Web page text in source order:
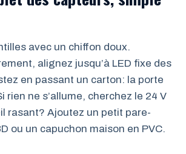
avec un chiffon doux.
alignez jusqu’à LED fixe des
en passant un carton: la porte
rien ne s’allume, cherchez le 24 V
rasant? Ajoutez un petit pare-
ou un capuchon maison en PVC.